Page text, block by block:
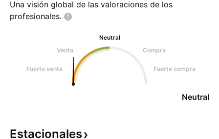
Una visión global de las valoraciones de los
profesionales.
Neutral
Venta
Compra
Fuerte venta Fuerte compra
Neutral
Estacionales